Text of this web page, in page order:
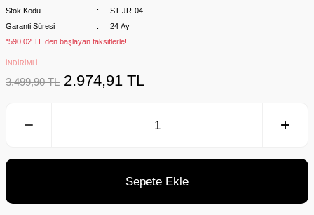
Stok Kodu
ST-JR-04
Garanti Süresi
24 Ay
*590,02 TL den başlayan taksitlerle!
İNDİRİMLİ
3.499,90 TL 2.974,91 TL
Sepete Ekle